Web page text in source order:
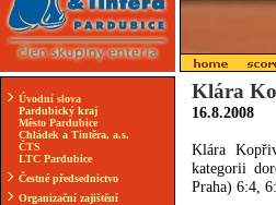
Úvodní slova
Pardubický kraj
Město Pardubice
Chládek a Tintěra, a.s.
ČTS
LTC Pardubice
Čestné předsednictvo
Organizační zajištění
Klára
16.8.2008
Klára
kategorii
Praha) 6:4,